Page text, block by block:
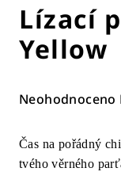
Lízací
Yellow
Průměrné
produktu
Neohodnoceno
Čas na pořádný
tvého věrného